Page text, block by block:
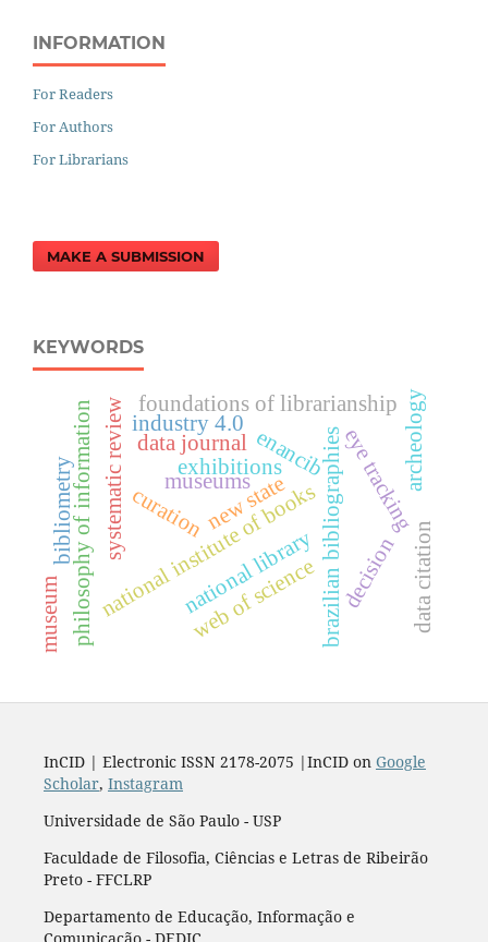
INFORMATION
For Readers
For Authors
For Librarians
MAKE A SUBMISSION
KEYWORDS
brazilian bibliographies
new state
national library
national institute of books
curation
exhibitions
museums
systematic review foundations of librarianship
philosophy of information
bibliometry eye tracking
decision
web of science
data journal
data citation
museum
archeology
enancib
industry 4.0
InCID | Electronic ISSN 2178-2075 |InCID on Google
Scholar, Instagram
Universidade de São Paulo - USP
Faculdade de Filosofia, Ciências e Letras de Ribeirão
Preto - FFCLRP
Departamento de Educação, Informação e
Comunicação - DEDIC